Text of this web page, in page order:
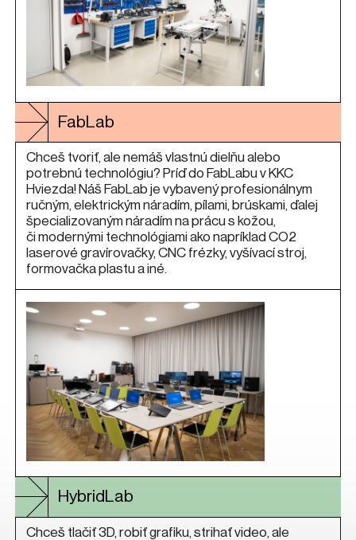
FabLab
Chceš tvoriť, ale nemáš vlastnú dielňu alebo
potrebnú technológiu? Príď do FabLabu v KKC
Hviezda! Náš FabLab je vybavený profesionálnym
ručným, elektrickým náradím, pílami, brúskami, ďalej
špecializovaným náradím na prácu s kožou,
či modernými technológiami ako napríklad CO2
laserové gravírovačky, CNC frézky, vyšívací stroj,
formovačka plastu a iné.
HybridLab
Chceš tlačiť 3D, robiť grafiku, strihať video, ale